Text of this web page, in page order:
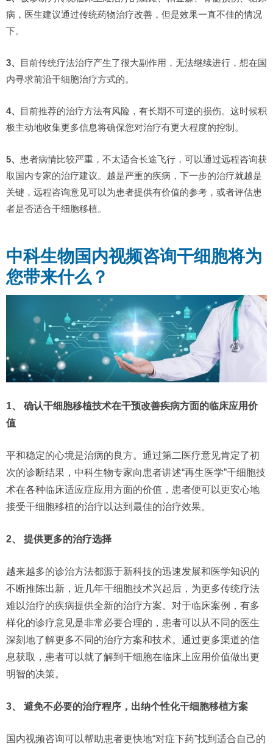
病，医生建议通过传统药物治疗改善，但是效果一直不佳的情况
下。
3、
目前传统疗法治疗产生了很大副作用，无法继续进行，想在国
内寻求前沿干细胞治疗方式的。
4、
目前推荐的治疗方法有风险，有长期不可逆的损伤。这时候积
极主动地收集更多信息将确保您对治疗有更大程度的控制。
5、 患者病情比较严重，不太适合长途飞行，可以通过远程咨询获
取国内专家的治疗建议。越是严重的疾病，下一步的治疗就越是
关键，远程咨询意见可以为患者提供有价值的参考，或者评估患
者是否适合干细胞移植。
中科生物国内视频咨询干细胞将为
您带来什么？
1、 确认干细胞移植技术在干预改善疾病方面的临床应用价
值
平和稳定的心境是治病的良方。通过第二医疗意见肯定了初
次的诊断结果，中科生物专家向患者讲述“再生医学”干细胞技
术在各种临床适应症应用方面的价值，患者便可以更安心地
接受干细胞移植的治疗以达到最佳的治疗效果。
2、 提供更多的治疗选择
越来越多的诊治方法都源于新科技的迅速发展和医学知识的
不断推陈出新，近几年干细胞技术兴起后，为更多传统疗法
难以治疗的疾病提供全新的治疗方案。对于临床案例，有多
样化的诊疗意见是非常必要合理的，患者可以从不同的医生
深刻地了解更多不同的治疗方案和技术。通过更多渠道的信
息获取，患者可以就了解到干细胞在临床上应用价值做出更
明智的决策。
3、 避免不必要的治疗程序，出纳个性化干细胞移植方案
国内视频咨询可以帮助患者更快地“对症下药”找到适合自己的